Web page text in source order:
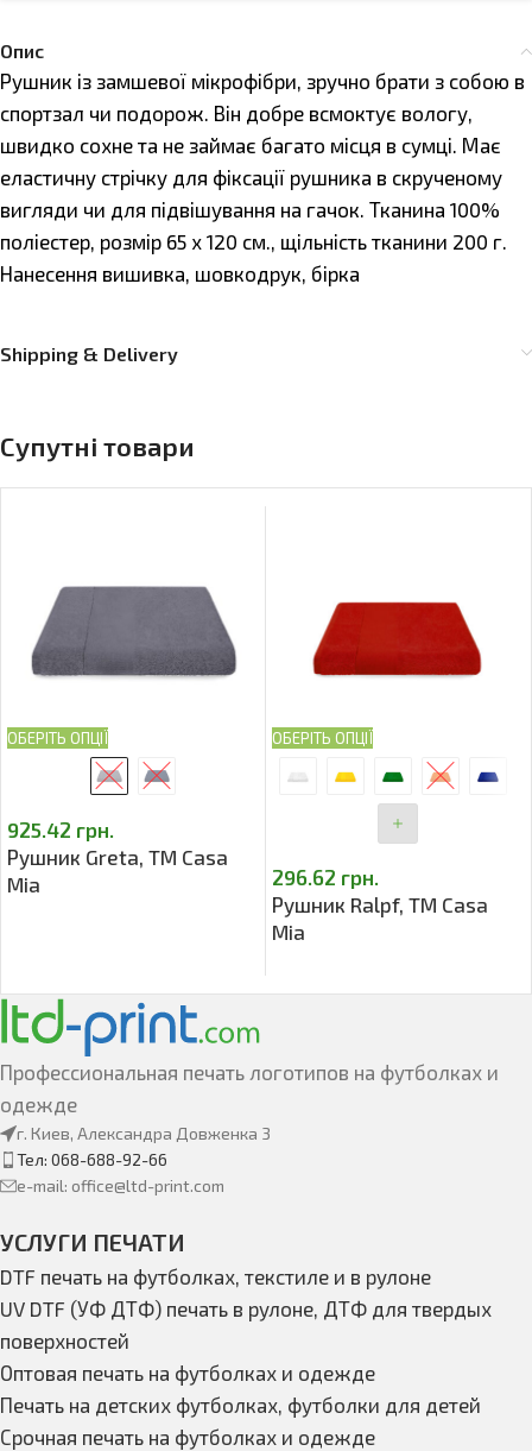
Опис
Рушник із замшевої мікрофібри, зручно брати з собою в
спортзал чи подорож. Він добре всмоктує вологу,
швидко сохне та не займає багато місця в сумці. Має
еластичну стрічку для фіксації рушника в скрученому
вигляди чи для підвішування на гачок. Тканина 100%
поліестер, розмір 65 x 120 см., щільність тканини 200 г.
Нанесення вишивка, шовкодрук, бірка
Shipping & Delivery
Супутні товари
ОБЕРІТЬ ОПЦІЇ
925.42 грн.
Рушник Greta, TM Casa
Mia
ОБЕРІТЬ ОПЦІЇ
296.62 грн.
Рушник Ralpf, TM Casa
Mia
Профессиональная печать логотипов на футболках и
одежде
г. Киев, Александра Довженка 3
Тел: 068-688-92-66
e-mail: office@ltd-print.com
УСЛУГИ ПЕЧАТИ
DTF печать на футболках, текстиле и в рулоне
UV DTF (УФ ДТФ) печать в рулоне, ДТФ для твердых
поверхностей
Оптовая печать на футболках и одежде
Печать на детских футболках, футболки для детей
Срочная печать на футболках и одежде